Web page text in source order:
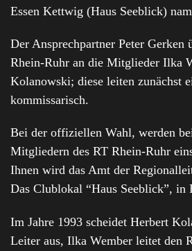
Essen Kettwig (Haus Seeblick)
Der Ansprechpartner Peter Gerken
Rhein-Ruhr an die Mitglieder Ilka
Kolanowski; diese leiten zunächst
kommissarisch.
Bei der offiziellen Wahl, werden
Mitgliedern des RT Rhein-Ruhr
Ihnen wird das Amt der
Das Clublokal “Haus Seeblick”, in
Im Jahre 1993 scheidet Herbert
Leiter aus, Ilka Wember leitet den